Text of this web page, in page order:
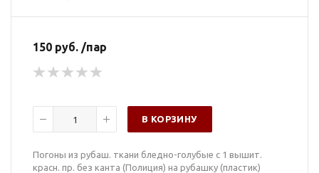
150 руб. /пар
В КОРЗИНУ
Погоны из рубаш. ткани бледно-голубые с 1 вышит.
красн. пр. без канта (Полиция) на рубашку (пластик)